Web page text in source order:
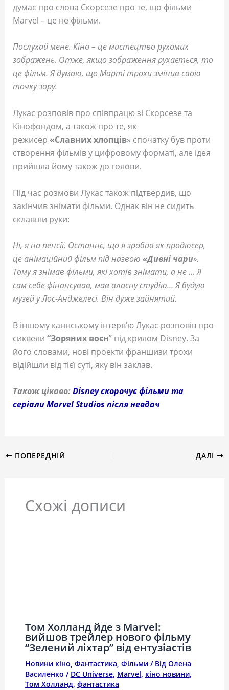
думає про слова Скорсезе про те, що фільми
Marvel – це не фільми.
Послухай мене. Кіно – це мистецтво рухомих
зображень. Отже, якщо зображення рухається, то
це фільм. Я думаю, що Марті трохи змінив свою
точку зору.
Лукас розповів про співпрацю зі Скорсезе та
Кінофондом, а також про те, як
режисер «Славних хлопців» спочатку був проти
створення фільмів у цифровому форматі, але ідея
прийшла йому також до голови.
Під час розмови Лукас також підтвердив, що
закінчив знімати фільми. Однак він не сидить
склавши руки:
Ні, я на пенсії. Останнє, що я зробив як продюсер,
це анімаційний фільм під назвою «Дивні чари».
Тому я знімав фільми, які хотів знімати, а не … Я
сам себе фінансував, мав власну студію… Я будую
музей у Лос-Анджелесі. Він дуже зайнятий.
В іншому каннському інтерв’ю Лукас розповів про
сиквели “Зоряних воєн” під крилом Disney. За
його словами, нові проекти франшизи трохи
відійшли від тієї суті, яку він заклав.
Також цікаво:Disney скорочує фільми та
серіали Marvel Studios після невдач
ПОПЕРЕДНІЙ ДАЛІ
Схожі дописи
Том Холланд йде з Marvel:
вийшов трейлер нового фільму
“Зелений ліхтар” від ентузіастів
Новини кіно, Фантастика, Фільми/ Від Олена
Василенко / DC Universe, Marvel, кіно новини,
Том Холланд, фантастика